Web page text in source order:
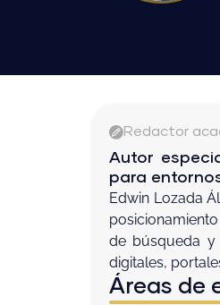
Redactor
Autor
para
Edwin Lozada
de búsqueda y
digitales,
Áreas de